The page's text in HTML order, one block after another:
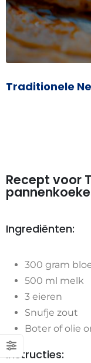
Traditionele
Recept voor
Ingrediënten:
300 gram
500 ml melk
3 eieren
Snufje zout
Boter of olie
Instructies: